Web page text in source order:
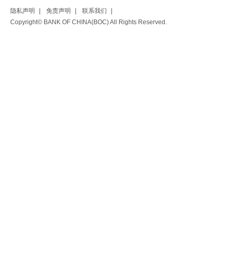
隐私声明 免责声明 联系我们
Copyright© BANK OF CHINA(BOC) All Rights Reserved.